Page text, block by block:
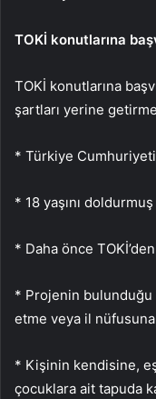
TOKİ konutlarına
TOKİ konutlarına
şartları yerine
* Türkiye Cumhuriyeti
* 18 yaşını
* Daha önce
* Projenin bulunduğu
etme veya il nüfusuna
* Kişinin kendisine,
çocuklara ait tapuda